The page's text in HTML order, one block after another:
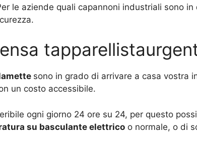
le aziende quali capannoni industriali sono
sono in grado di arrivare a casa vostra
un costo accessibile.
ogni giorno 24 ore su 24, per questo
su basculante elettrico o normale, o di